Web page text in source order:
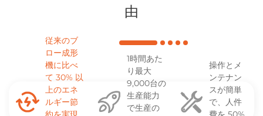
由
従来のブ
ロー成形
機に比べ
て 30% 以
上のエネ
ルギー節
1時間あた
り最大
9,000台の
生産能力
で生産の
操作とメ
ンテナン
スが簡単
で、人件